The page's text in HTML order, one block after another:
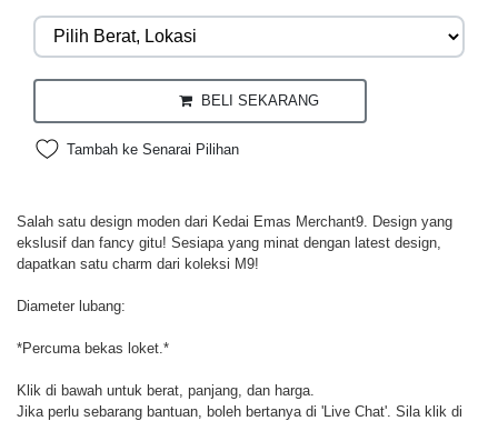
BELI SEKARANG
Tambah ke Senarai Pilihan
Salah satu design moden dari Kedai Emas Merchant9. Design yang
ekslusif dan fancy gitu! Sesiapa yang minat dengan latest design,
dapatkan satu charm dari koleksi M9!
Diameter lubang:
*Percuma bekas loket.*
Klik di bawah untuk berat, panjang, dan harga.
Jika perlu sebarang bantuan, boleh bertanya di 'Live Chat'. Sila klik di